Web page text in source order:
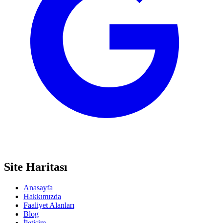
Site Haritası
Anasayfa
Hakkımızda
Faaliyet Alanları
Blog